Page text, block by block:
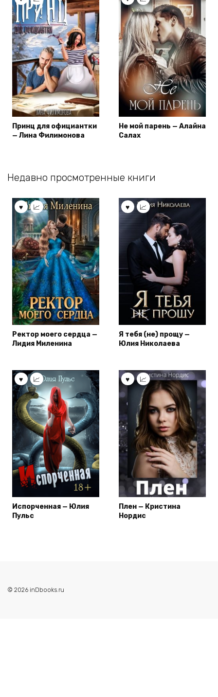
Принц для официантки
— Лина Филимонова
Не мой парень — Алайна
Салах
Недавно просмотренные книги
Ректор моего сердца —
Лидия Миленина
Я тебя (не) прощу —
Юлия Николаева
Испорченная — Юлия
Пульс
Плен — Кристина
Нордис
© 2026 inDbooks.ru